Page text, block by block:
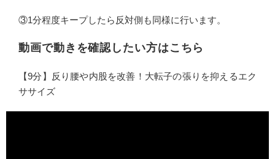
③1分程度キープしたら反対側も同様に行います。
動画で動きを確認したい方はこちら
【9分】反り腰や内股を改善！大転子の張りを抑えるエク
ササイズ